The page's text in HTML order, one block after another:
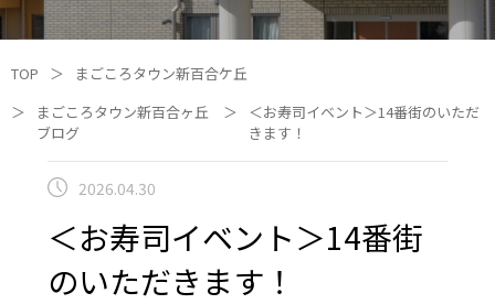
TOP ＞
まごころタウン新百合ケ丘
＞
まごころタウン新百合ヶ丘
ブログ
＞
＜お寿司イベント＞14番街のいただ
きます！
2026.04.30
＜お寿司イベント＞14番街
のいただきます！